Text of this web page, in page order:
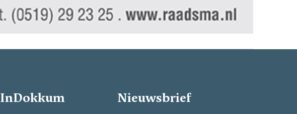
InDokkum Nieuwsbrief